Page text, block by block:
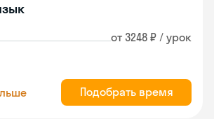
от 3248 ₽ / урок
Подобрать время